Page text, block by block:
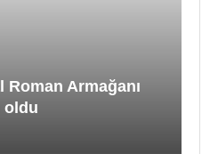
Roman Armağanı
oldu